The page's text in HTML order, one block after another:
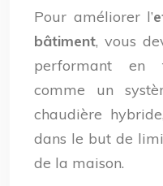
Pour améliorer l’
bâtiment, vous
performant en
comme un
chaudière
dans le but de
de la maison.